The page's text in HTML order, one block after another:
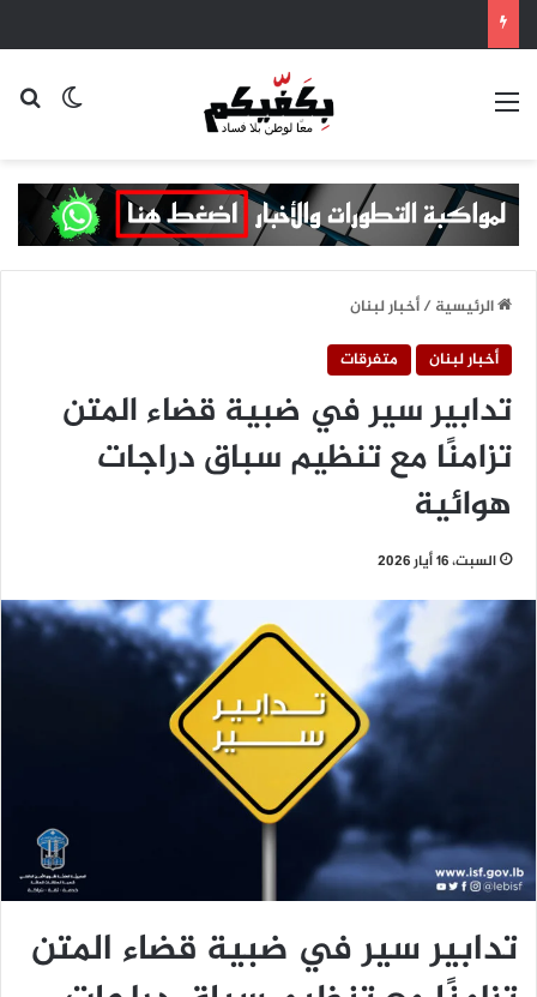
القائمة
الرئيسية/أخبار لبنان
أخبار لبنان
متفرقات
‏تدابير سير في ضبية قضاء المتن
تزامنًا مع تنظيم سباق دراجات
هوائية
السبت، 16 أيار 2026
‏تدابير سير في ضبية قضاء المتن